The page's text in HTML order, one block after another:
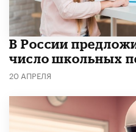
В России
число школьных
20 АПРЕЛЯ